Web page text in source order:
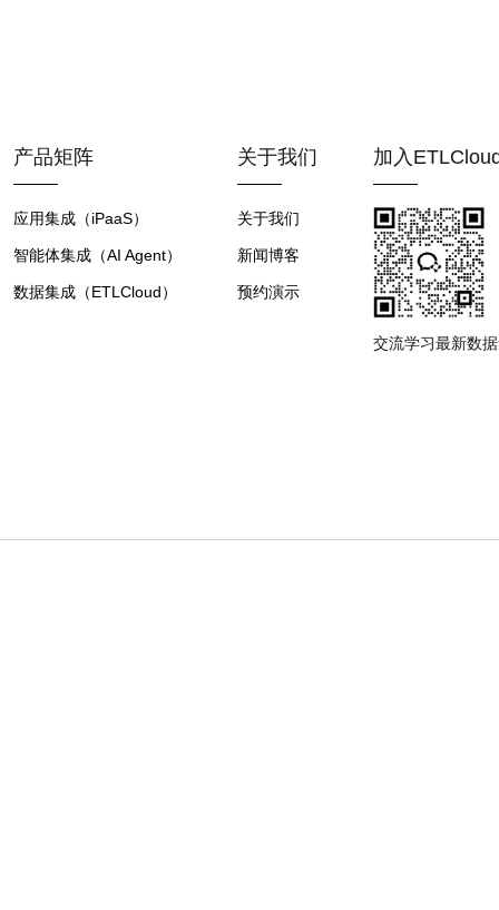
产品矩阵
应用集成（iPaaS）
智能体集成（AI Agent）
数据集成（ETLCloud）
关于我们
关于我们
新闻博客
预约演示
加入
交流学习最新数